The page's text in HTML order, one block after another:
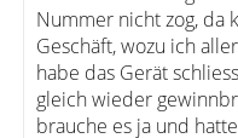
Nummer nicht zog, da
Geschäft, wozu ich
habe das Gerät
gleich wieder
brauche es ja und